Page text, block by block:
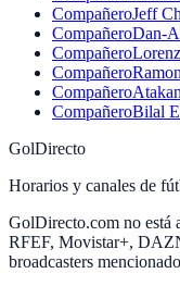
CompañeroJeff
CompañeroDan-
Compañero
Compañero
Compañero
CompañeroBilal
GolDirecto
Horarios y canales de
GolDirecto.com no está
RFEF, Movistar+,
broadcasters